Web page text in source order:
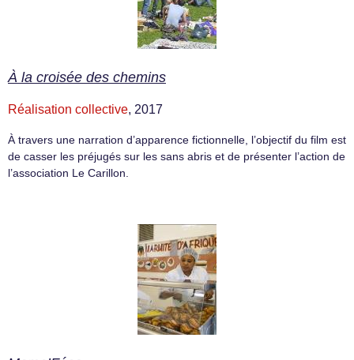
À la croisée des chemins
Réalisation collective, 2017
À travers une narration d’apparence fictionnelle, l’objectif du film est
de casser les préjugés sur les sans abris et de présenter l’action de
l’association Le Carillon.